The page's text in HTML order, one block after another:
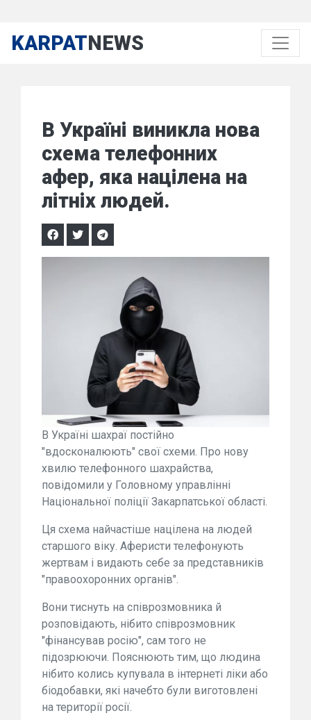
KARPATNEWS
В Україні виникла нова
схема телефонних
афер, яка націлена на
літніх людей.
В Україні шахраї постійно
"вдосконалюють" свої схеми. Про нову
хвилю телефонного шахрайства,
повідомили у Головному управлінні
Національної поліції Закарпатської області.
Ця схема найчастіше націлена на людей
старшого віку. Аферисти телефонують
жертвам і видають себе за представників
"правоохоронних органів".
Вони тиснуть на співрозмовника й
розповідають, нібито співрозмовник
"фінансував росію", сам того не
підозрюючи. Пояснюють тим, що людина
нібито колись купувала в інтернеті ліки або
біодобавки, які начебто були виготовлені
на території росії.